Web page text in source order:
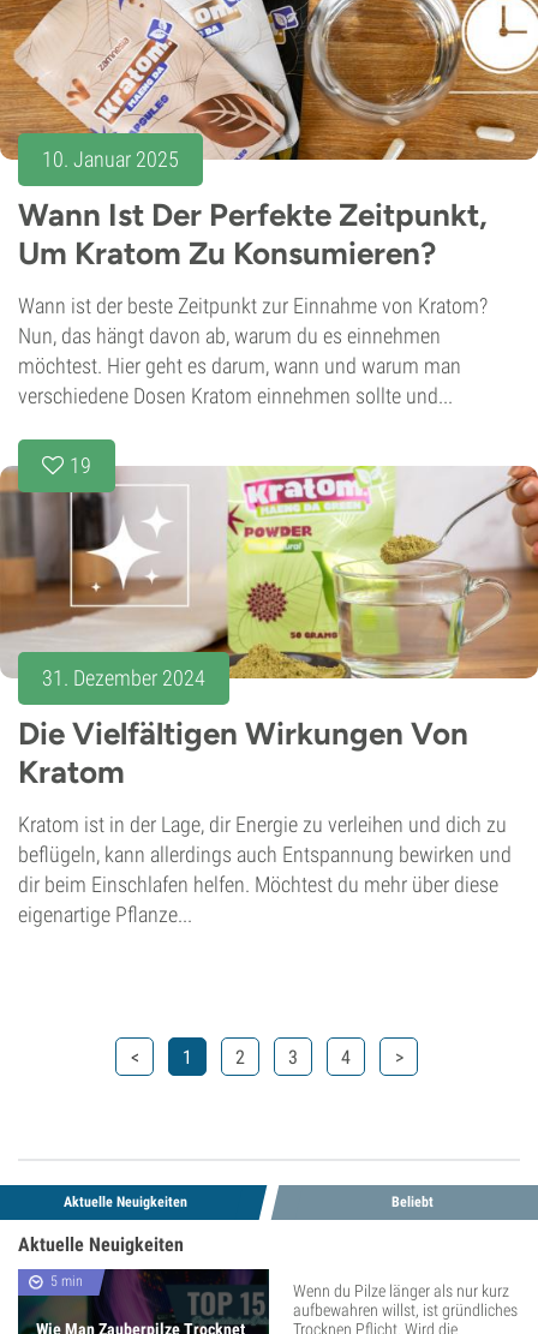
10. Januar 2025
Wann Ist Der Perfekte Zeitpunkt,
Um Kratom Zu Konsumieren?
Wann ist der beste Zeitpunkt zur Einnahme von Kratom?
Nun, das hängt davon ab, warum du es einnehmen
möchtest. Hier geht es darum, wann und warum man
verschiedene Dosen Kratom einnehmen sollte und...
19
31. Dezember 2024
Die Vielfältigen Wirkungen Von
Kratom
Kratom ist in der Lage, dir Energie zu verleihen und dich zu
beflügeln, kann allerdings auch Entspannung bewirken und
dir beim Einschlafen helfen. Möchtest du mehr über diese
eigenartige Pflanze...
< 1 2 3 4 >
Aktuelle Neuigkeiten Beliebt
Aktuelle Neuigkeiten
5 min
Wie Man Zauberpilze Trocknet
Wenn du Pilze länger als nur kurz
aufbewahren willst, ist gründliches
Trocknen Pflicht. Wird die